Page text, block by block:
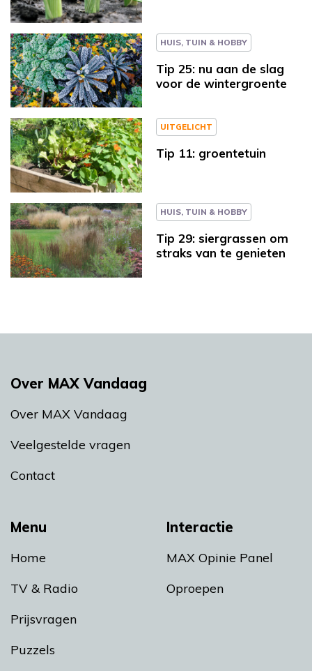
HUIS, TUIN & HOBBY
Tip 25: nu aan de slag
voor de wintergroente
UITGELICHT
Tip 11: groentetuin
HUIS, TUIN & HOBBY
Tip 29: siergrassen om
straks van te genieten
Menu
Home
TV & Radio
Prijsvragen
Puzzels
Interactie
MAX Opinie Panel
Oproepen
Over MAX Vandaag
Over MAX Vandaag
Veelgestelde vragen
Contact